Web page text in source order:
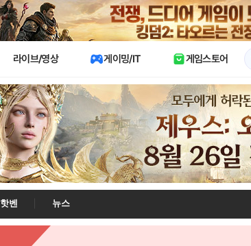
X
라이브/영상 게이밍/IT 게임스토어
핫벤
뉴스